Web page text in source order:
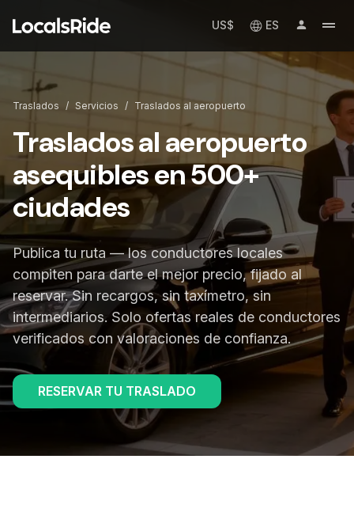
US$ ES
Traslados / Servicios / Traslados al aeropuerto
Traslados al aeropuerto
asequibles en 500+
ciudades
Publica tu ruta — los conductores locales
compiten para darte el mejor precio, fijado al
reservar. Sin recargos, sin taxímetro, sin
intermediarios. Solo ofertas reales de conductores
verificados con valoraciones de confianza.
RESERVAR TU TRASLADO